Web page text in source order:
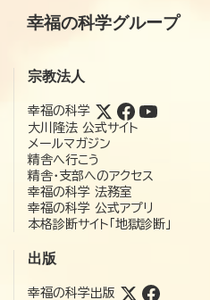
幸福の科学グループ
宗教法人
幸福の科学
大川隆法 公式サイト
メールマガジン
精舎へ行こう
精舎・支部へのアクセス
幸福の科学 法務室
幸福の科学 公式アプリ
本格診断サイト「地獄診断」
出版
幸福の科学出版